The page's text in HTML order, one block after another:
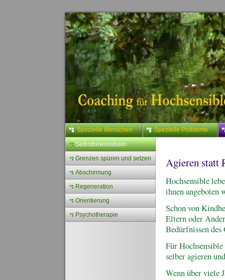
Spezielle Menschen Spezielle Probleme
Selbstbewusstsein
Grenzen spüren und setzen
Abschirmung
Regeneration
Orientierung
Psychotherapie
Agieren statt
Hochsensible
ihnen angeboten
Schon von
Eltern oder
Bedürfnissen des
Für
selber agieren
Wenn über viele